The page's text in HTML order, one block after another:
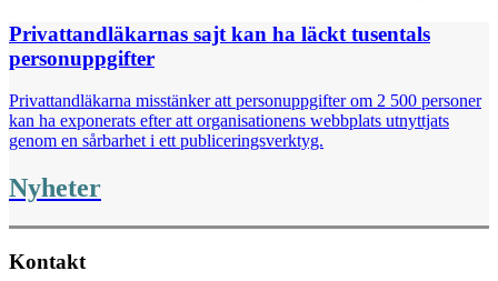
Privattandläkarnas sajt kan ha läckt tusentals
personuppgifter
Privattandläkarna misstänker att personuppgifter om 2 500 personer
kan ha exponerats efter att organisationens webbplats utnyttjats
genom en sårbarhet i ett publiceringsverktyg.
Nyheter
Kontakt